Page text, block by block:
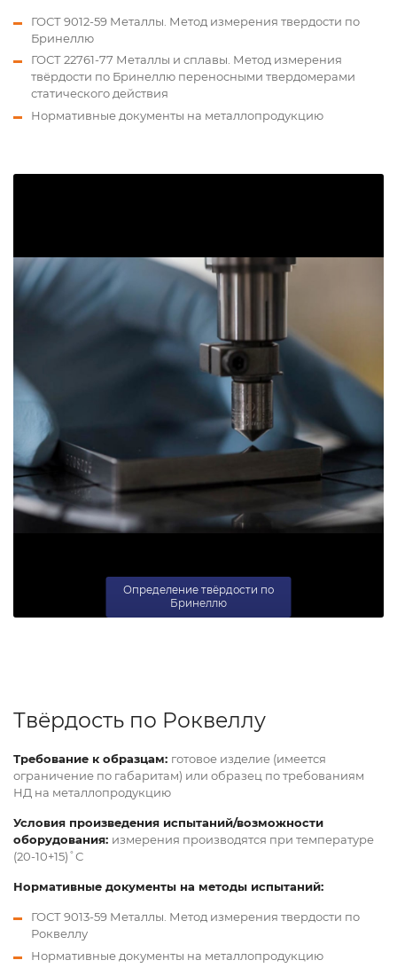
ГОСТ 9012-59 Металлы. Метод измерения твердости по
Бринеллю
ГОСТ 22761-77 Металлы и сплавы. Метод измерения
твёрдости по Бринеллю переносными твердомерами
статического действия
Нормативные документы на металлопродукцию
Определение твёрдости по
Бринеллю
Твёрдость по Роквеллу
Требование к образцам: готовое изделие (имеется
ограничение по габаритам) или образец по требованиям
НД на металлопродукцию
Условия произведения испытаний/возможности
оборудования: измерения производятся при температуре
(20-10+15)˚С
Нормативные документы на методы испытаний:
ГОСТ 9013-59 Металлы. Метод измерения твердости по
Роквеллу
Нормативные документы на металлопродукцию